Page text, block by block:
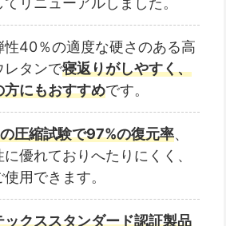
性40％の適度な硬さのある高
レタンで寝返りがしやすく、
方にもおすすめです。
圧縮試験で97%の復元率、
に優れておりへたりにくく、
用できます。
ックススタンダード認証製品